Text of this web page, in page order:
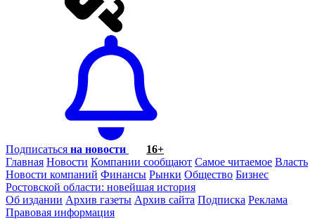
Подписаться на новости
16+
Главная Новости Компании сообщают Самое читаемое Власть
Новости компаний Финансы Рынки Общество Бизнес
Ростовской области: новейшая история
Об издании Архив газеты Архив сайта Подписка Реклама
Правовая информация